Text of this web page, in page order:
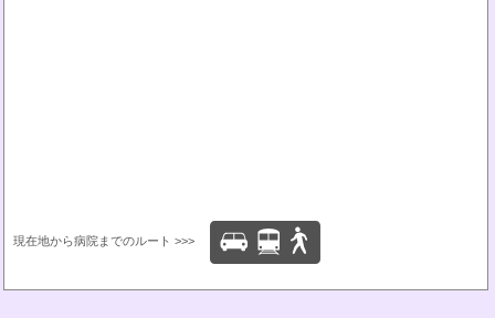
現在地から病院までのルート >>>